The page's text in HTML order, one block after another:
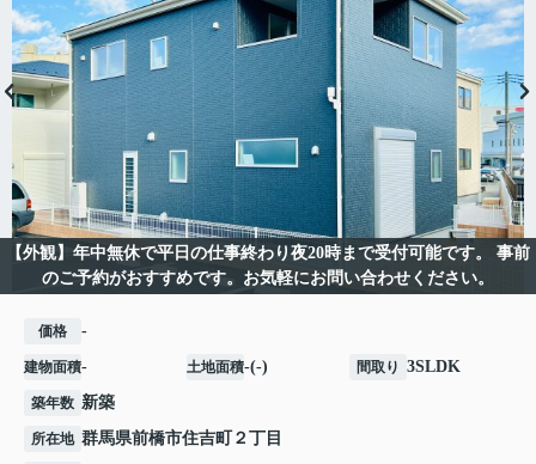
【外観】年中無休で平日の仕事終わり夜20時まで受付可能です。 事前
のご予約がおすすめです。お気軽にお問い合わせください。
価格 -
建物面積- 土地面積-(-) 間取り 3SLDK
築年数 新築
所在地 群馬県前橋市住吉町 ２丁目